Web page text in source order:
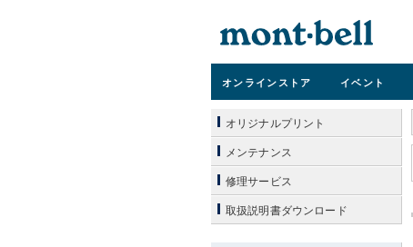
オンラインストア イベント
オリジナルプリント
メンテナンス
修理サービス
取扱説明書ダウンロード